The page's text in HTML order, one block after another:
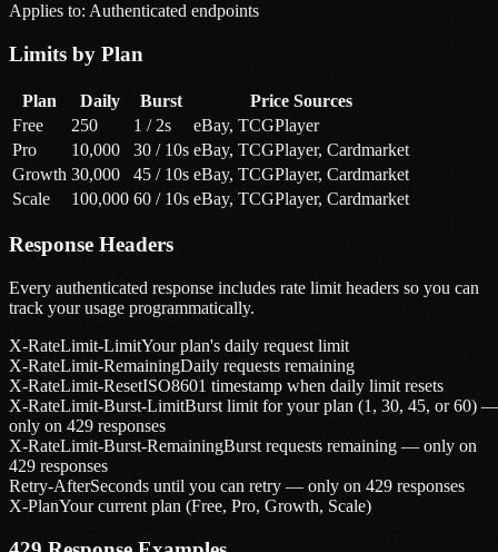
Applies to: Authenticated endpoints
Limits by Plan
Plan Daily Burst
Price Sources
Free
250 1 / 2s
eBay, TCGPlayer
Pro
10,000 30 / 10s eBay, TCGPlayer, Cardmarket
Growth 30,000 45 / 10s eBay, TCGPlayer, Cardmarket
Scale
100,000 60 / 10s eBay, TCGPlayer, Cardmarket
Response Headers
Every authenticated response includes rate limit headers so you can
track your usage programmatically.
X-RateLimit-LimitYour plan's daily request limit
X-RateLimit-RemainingDaily requests remaining
X-RateLimit-ResetISO8601 timestamp when daily limit resets
X-RateLimit-Burst-LimitBurst limit for your plan (1, 30, 45, or 60) —
only on 429 responses
X-RateLimit-Burst-RemainingBurst requests remaining — only on
429 responses
Retry-AfterSeconds until you can retry — only on 429 responses
X-PlanYour current plan (Free, Pro, Growth, Scale)